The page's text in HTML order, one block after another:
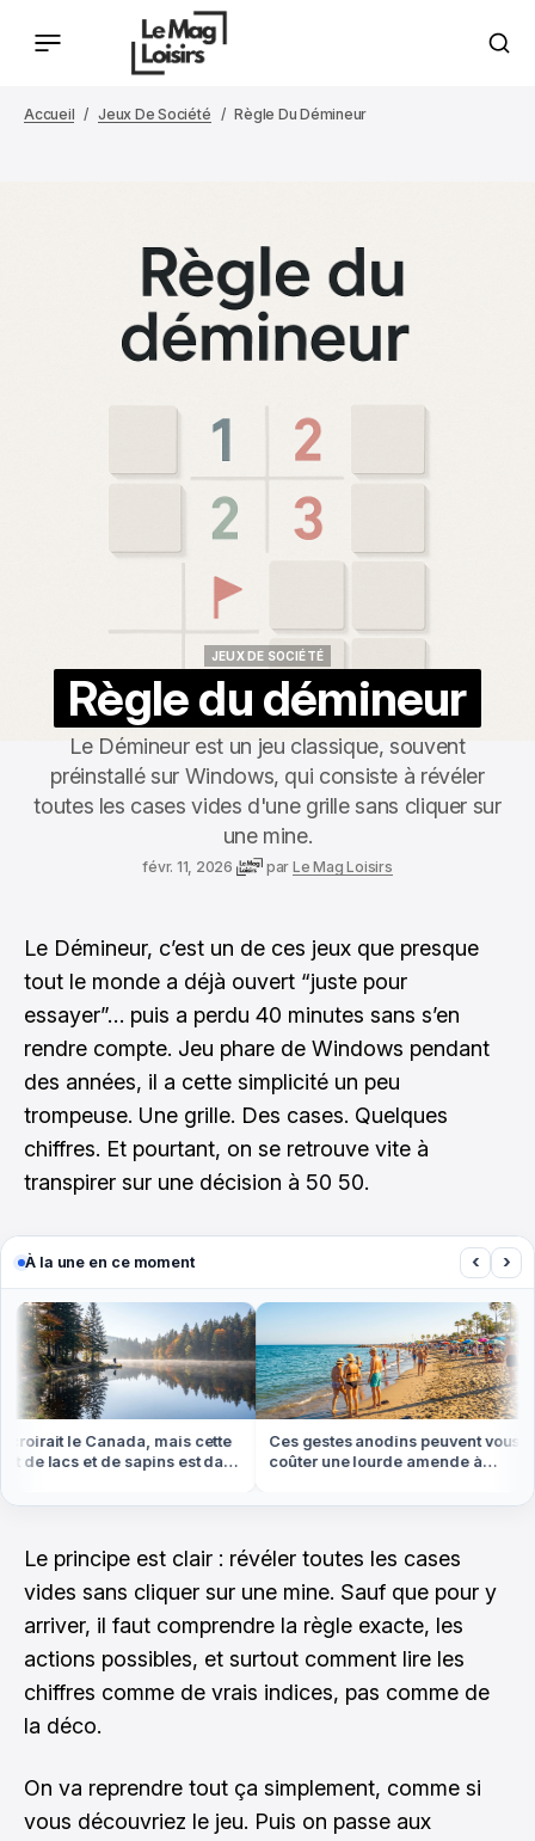
Accueil Jeux De Société Règle Du Démineur
JEUX DE SOCIÉTÉ
Règle du démineur
Le Démineur est un jeu classique, souvent
préinstallé sur Windows, qui consiste à révéler
toutes les cases vides d'une grille sans cliquer sur
une mine.
févr. 11, 2026 par Le Mag Loisirs
Le Démineur, c’est un de ces jeux que presque
tout le monde a déjà ouvert “juste pour
essayer”… puis a perdu 40 minutes sans s’en
rendre compte. Jeu phare de Windows pendant
des années, il a cette simplicité un peu
trompeuse. Une grille. Des cases. Quelques
chiffres. Et pourtant, on se retrouve vite à
transpirer sur une décision à 50 50.
À la une en ce moment ‹ ›
le Canada, mais cette
lacs et de sapins est dans
Ces gestes anodins peuvent vous
coûter une lourde amende à
Le principe est clair : révéler toutes les cases
vides sans cliquer sur une mine. Sauf que pour y
arriver, il faut comprendre la règle exacte, les
actions possibles, et surtout comment lire les
chiffres comme de vrais indices, pas comme de
la déco.
On va reprendre tout ça simplement, comme si
vous découvriez le jeu. Puis on passe aux